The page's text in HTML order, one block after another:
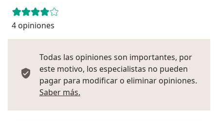
4 opiniones
Todas las opiniones son importantes, por
este motivo, los especialistas no pueden
pagar para modificar o eliminar opiniones.
Saber más.